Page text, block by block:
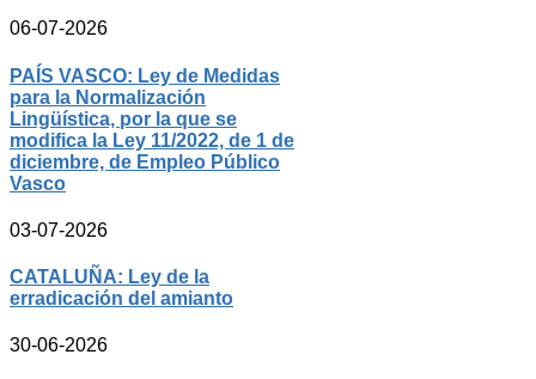
06-07-2026
PAÍS VASCO: Ley de Medidas
para la Normalización
Lingüística, por la que se
modifica la Ley 11/2022, de 1 de
diciembre, de Empleo Público
Vasco
03-07-2026
CATALUÑA: Ley de la
erradicación del amianto
30-06-2026